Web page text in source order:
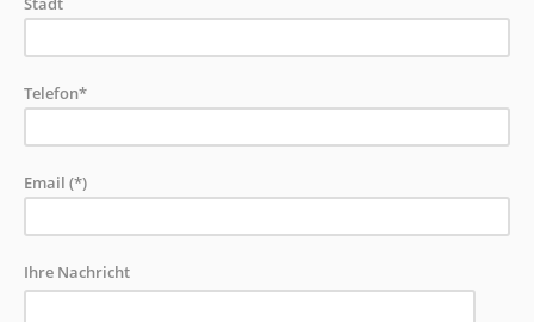
Telefon*
Email (*)
Ihre Nachricht